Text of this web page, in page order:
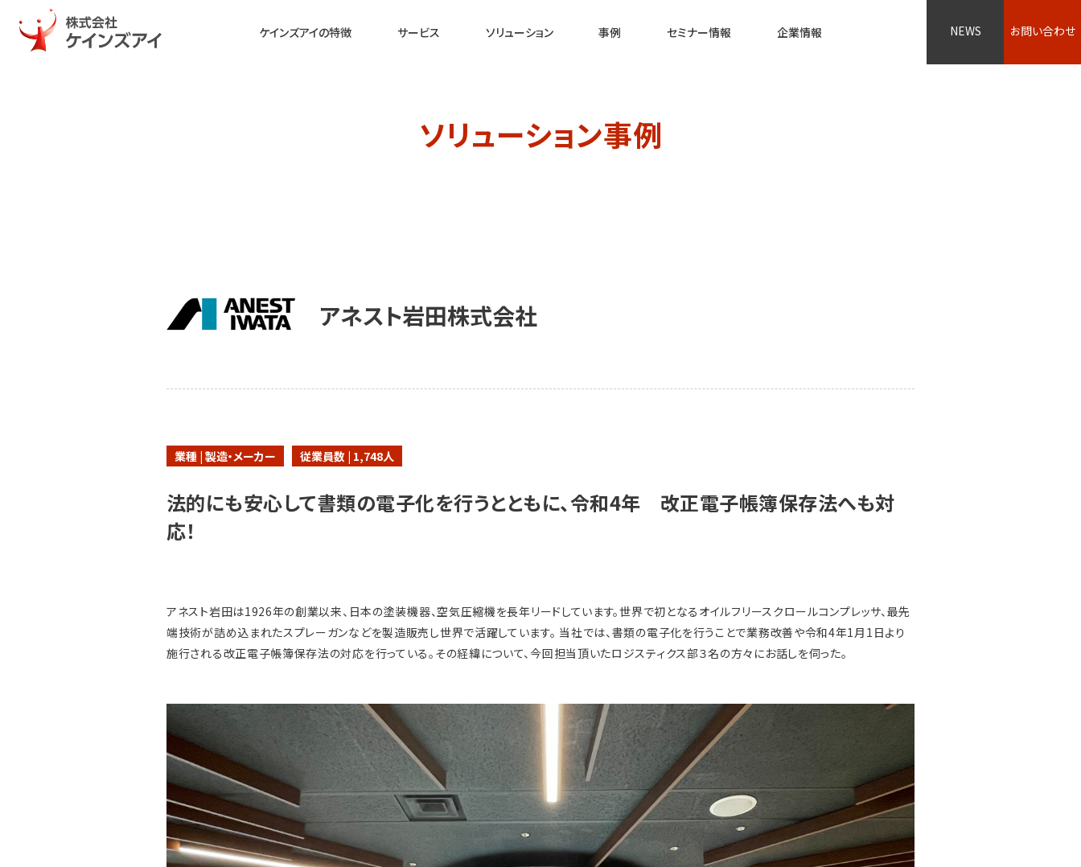
ケインズアイの特徴 サービス ソリューション 事例 セミナー情報 企業情報 NEWS お問い合わせ
ソリューション事例
アネスト岩田株式会社
業種 | 製造・メーカー 従業員数 | 1,748人
法的にも安心して書類の電子化を行うとともに、令和4年 改正電子帳簿保存法へも対
応！
アネスト岩田は1926年の創業以来、日本の塗装機器、空気圧縮機を長年リードしています。世界で初となるオイルフリースクロールコンプレッサ、最先
端技術が詰め込まれたスプレーガンなどを製造販売し世界で活躍しています。 当社では、書類の電子化を行うことで業務改善や令和4年1月1日より
施行される改正電子帳簿保存法の対応を行っている。その経緯について、今回担当頂いたロジスティクス部３名の方々にお話しを伺った。